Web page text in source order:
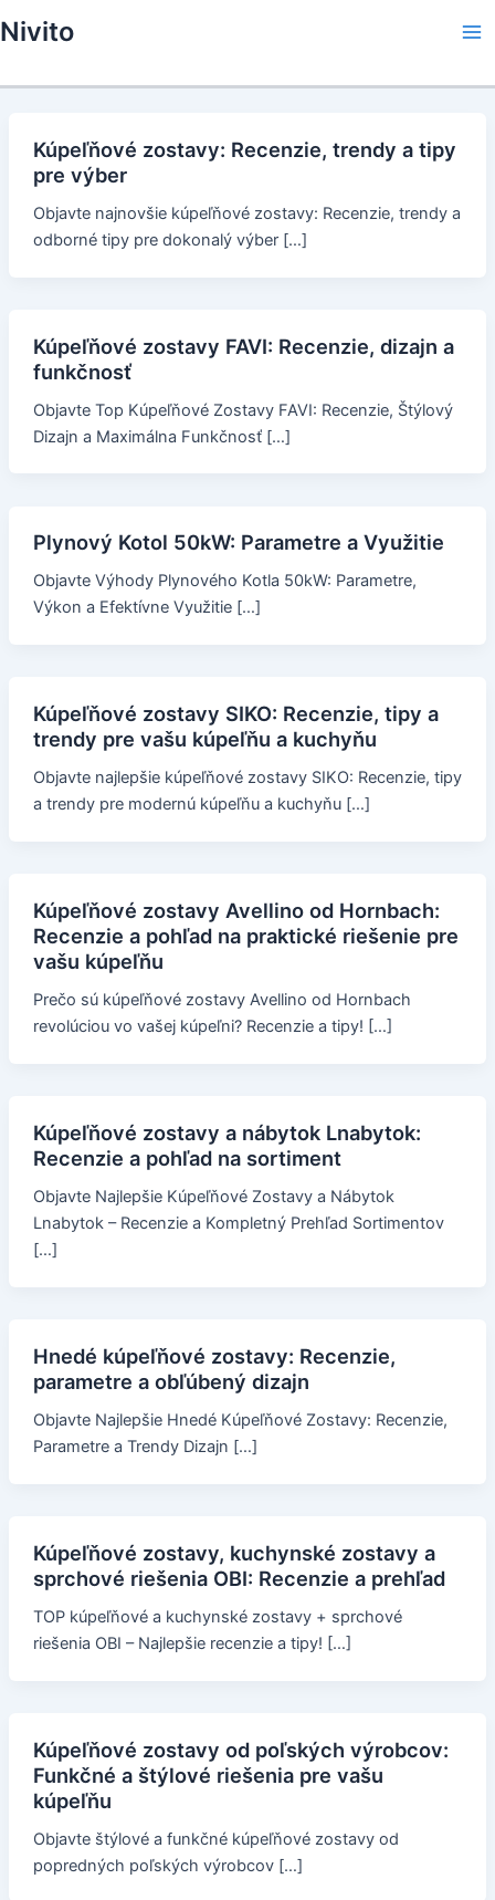
to
Nivito
Kúpeľňové zostavy: Recenzie, trendy a tipy
pre výber
Objavte najnovšie kúpeľňové zostavy: Recenzie, trendy a
odborné tipy pre dokonalý výber […]
Kúpeľňové zostavy FAVI: Recenzie, dizajn a
funkčnosť
Objavte Top Kúpeľňové Zostavy FAVI: Recenzie, Štýlový
Dizajn a Maximálna Funkčnosť […]
Plynový Kotol 50kW: Parametre a Využitie
Objavte Výhody Plynového Kotla 50kW: Parametre,
Výkon a Efektívne Využitie […]
Kúpeľňové zostavy SIKO: Recenzie, tipy a
trendy pre vašu kúpeľňu a kuchyňu
Objavte najlepšie kúpeľňové zostavy SIKO: Recenzie, tipy
a trendy pre modernú kúpeľňu a kuchyňu […]
Kúpeľňové zostavy Avellino od Hornbach:
Recenzie a pohľad na praktické riešenie pre
vašu kúpeľňu
Prečo sú kúpeľňové zostavy Avellino od Hornbach
revolúciou vo vašej kúpeľni? Recenzie a tipy! […]
Kúpeľňové zostavy a nábytok Lnabytok:
Recenzie a pohľad na sortiment
Objavte Najlepšie Kúpeľňové Zostavy a Nábytok
Lnabytok – Recenzie a Kompletný Prehľad Sortimentov
[…]
Hnedé kúpeľňové zostavy: Recenzie,
parametre a obľúbený dizajn
Objavte Najlepšie Hnedé Kúpeľňové Zostavy: Recenzie,
Parametre a Trendy Dizajn […]
Kúpeľňové zostavy, kuchynské zostavy a
sprchové riešenia OBI: Recenzie a prehľad
TOP kúpeľňové a kuchynské zostavy + sprchové
riešenia OBI – Najlepšie recenzie a tipy! […]
Kúpeľňové zostavy od poľských výrobcov:
Funkčné a štýlové riešenia pre vašu
kúpeľňu
Objavte štýlové a funkčné kúpeľňové zostavy od
popredných poľských výrobcov […]